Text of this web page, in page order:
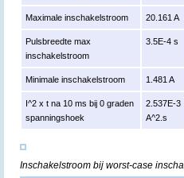
Maximale inschakelstroom 20.161 A
Pulsbreedte max
inschakelstroom
3.5E-4 s
Minimale inschakelstroom 1.481 A
I^2 x t na 10 ms bij 0 graden
spanningshoek
2.537E-3
A^2.s
Inschakelstroom bij worst-case